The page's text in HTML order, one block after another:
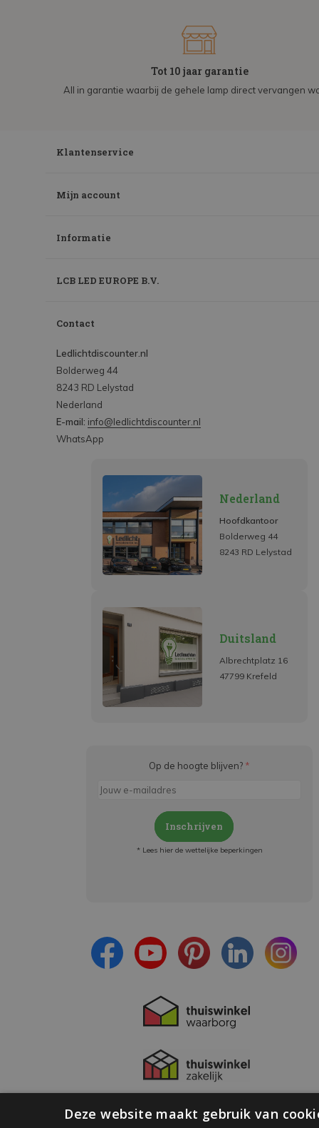
Tot 10 jaar garantie
All in garantie waarbij de gehele lamp direct vervangen
Klantenservice
Mijn account
Informatie
LCB LED EUROPE B.V.
Contact
Ledlichtdiscounter.nl
Bolderweg 44
8243 RD Lelystad
Nederland
E-mail: info@ledlichtdiscounter.nl
WhatsApp
Nederland
Hoofdkantoor
Bolderweg 44
8243 RD Lelystad
Duitsland
Albrechtplatz 16
47799 Krefeld
Op de hoogte blijven? *
Inschrijven
* Lees hier de wettelijke beperkingen
Deze website maakt gebruik van